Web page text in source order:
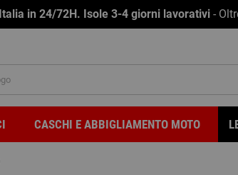
in 24/72H. Isole 3-4 giorni lavorativi -
CASCHI E ABBIGLIAMENTO MOTO